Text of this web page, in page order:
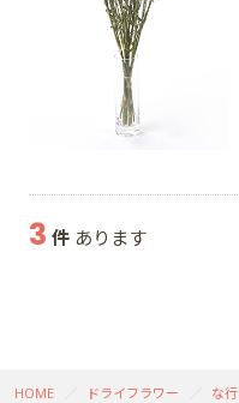
3 件 あります
HOME ドライフラワー な行